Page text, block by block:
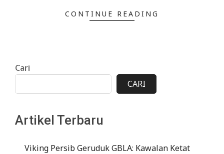
CONTINUE READING
Cari
CARI
Artikel Terbaru
Viking Persib Geruduk GBLA: Kawalan Ketat